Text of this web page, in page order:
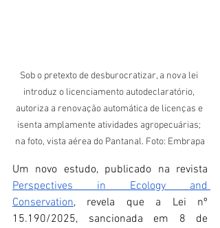
Sob o pretexto de desburocratizar, a nova lei
introduz o licenciamento autodeclaratório,
autoriza a renovação automática de licenças e
isenta amplamente atividades agropecuárias;
na foto, vista aérea do Pantanal. Foto: Embrapa
Perspectives in Ecology and
Conservation, revela que a Lei nº
15.190/2025, sancionada em 8 de